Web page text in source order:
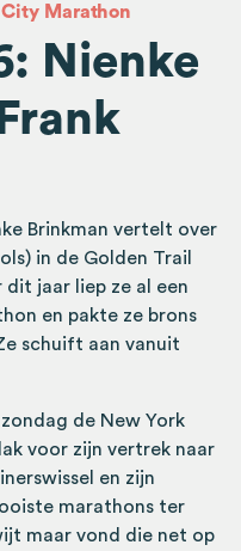
City Marathon
Nienke
Brinkman vertelt over
in de Golden Trail
dit jaar liep ze al een
en pakte ze brons
schuift aan vanuit
de New York
voor zijn vertrek naar
en zijn
marathons ter
maar vond die net op